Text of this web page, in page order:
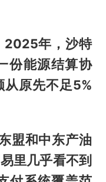
2025年，沙特
份能源结算协
原先不足5%
盟和中东产油
里几乎看不到